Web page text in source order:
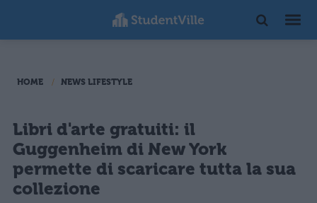
HOME NEWS LIFESTYLE
Libri d'arte gratuiti: il
Guggenheim di New York
permette di scaricare tutta la sua
collezione